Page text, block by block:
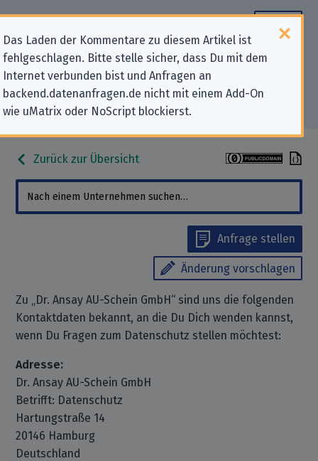
Das Laden der Kommentare zu diesem Artikel ist
fehlgeschlagen. Bitte stelle sicher, dass Du mit dem
Internet verbunden bist und Anfragen an
backend.datenanfragen.de nicht mit einem Add-On
wie uMatrix oder NoScript blockierst.
Datenschutz-Kontaktdaten für „Dr.
Ansay AU-Schein GmbH“
Zurück zur Übersicht
Anfrage stellen
Änderung vorschlagen
Zu „Dr. Ansay AU-Schein GmbH“ sind uns die folgenden
Kontaktdaten bekannt, an die Du Dich wenden kannst,
wenn Du Fragen zum Datenschutz stellen möchtest:
Adresse:
Dr. Ansay AU-Schein GmbH
Betrifft: Datenschutz
Hartungstraße 14
20146 Hamburg
Deutschland